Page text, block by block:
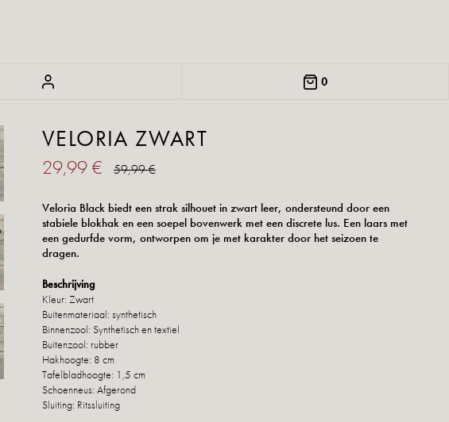
0
VELORIA ZWART
29,99 € 59,99 €
Veloria Black biedt een strak silhouet in zwart leer, ondersteund door een
stabiele blokhak en een soepel bovenwerk met een discrete lus. Een laars met
een gedurfde vorm, ontworpen om je met karakter door het seizoen te
dragen.
Beschrijving
Kleur: Zwart
Buitenmateriaal: synthetisch
Binnenzool: Synthetisch en textiel
Buitenzool: rubber
Hakhoogte: 8 cm
Tafelbladhoogte: 1,5 cm
Schoenneus: Afgerond
Sluiting: Ritssluiting